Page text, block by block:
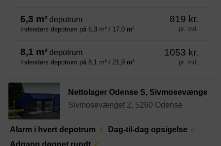
6,3 m² depotrum
Indendørs depotrum på 6,3 m² / 17,0 m³
819 kr.
pr. md.
8,1 m² depotrum
Indendørs depotrum på 8,1 m² / 21,9 m³
1053 kr.
pr. md.
Nettolager Odense S, Sivmosevænget
Sivmosevænget 2, 5260 Odense
Alarm i hvert depotrum
Dag-til-dag opsigelse
Adgang døgnet rundt